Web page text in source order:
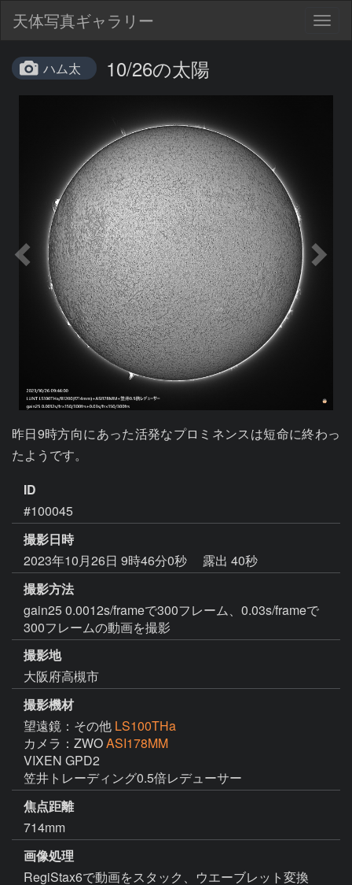
天体写真ギャラリー
ハム太 10/26の太陽
昨日9時方向にあった活発なプロミネンスは短命に終わっ
たようです。
ID
#100045
撮影日時
2023年10月26日 9時46分0秒
露出 40秒
撮影方法
gain25 0.0012s/frameで300フレーム、0.03s/frameで
300フレームの動画を撮影
撮影地
大阪府高槻市
撮影機材
望遠鏡：その他 LS100THa
カメラ：ZWOASI178MM
VIXEN GPD2
笠井トレーディング0.5倍レデューサー
焦点距離
714mm
画像処理
RegiStax6で動画をスタック、ウエーブレット変換